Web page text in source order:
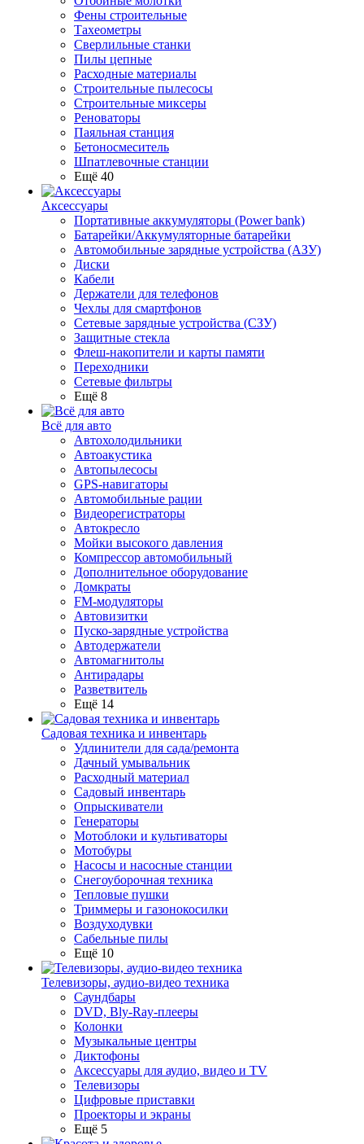
Фены строительные
Тахеометры
Сверлильные станки
Пилы цепные
Расходные материалы
Строительные пылесосы
Строительные миксеры
Реноваторы
Паяльная станция
Бетоносмеситель
Шпатлевочные станции
Ещё 40
Аксессуары
Портативные аккумуляторы (Power bank)
Батарейки/Аккумуляторные батарейки
Автомобильные зарядные устройства (АЗУ)
Диски
Кабели
Держатели для телефонов
Чехлы для смартфонов
Сетевые зарядные устройства (СЗУ)
Защитные стекла
Флеш-накопители и карты памяти
Переходники
Сетевые фильтры
Ещё 8
Всё для авто
Автохолодильники
Автоакустика
Автопылесосы
GPS-навигаторы
Автомобильные рации
Видеорегистраторы
Автокресло
Мойки высокого давления
Компрессор автомобильный
Дополнительное оборудование
Домкраты
FM-модуляторы
Автовизитки
Пуско-зарядные устройства
Автодержатели
Автомагнитолы
Антирадары
Разветвитель
Ещё 14
Садовая техника и инвентарь
Удлинители для сада/ремонта
Дачный умывальник
Расходный материал
Садовый инвентарь
Опрыскиватели
Генераторы
Мотоблоки и культиваторы
Мотобуры
Насосы и насосные станции
Снегоуборочная техника
Тепловые пушки
Триммеры и газонокосилки
Воздуходувки
Сабельные пилы
Ещё 10
Телевизоры, аудио-видео техника
Саундбары
DVD, Bly-Ray-плееры
Колонки
Музыкальные центры
Диктофоны
Аксессуары для аудио, видео и TV
Телевизоры
Цифровые приставки
Проекторы и экраны
Ещё 5